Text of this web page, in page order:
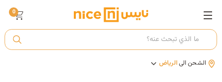
الشحن الىالرياض
0